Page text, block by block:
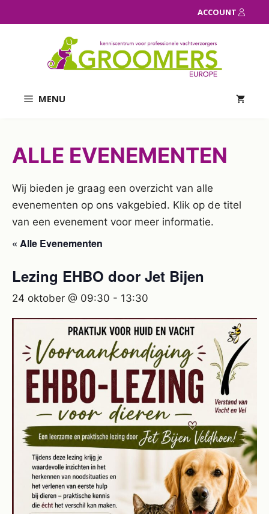
naar
ACCOUNT
MENU
ALLE EVENEMENTEN
Wij bieden je graag een overzicht van alle
evenementen op ons vakgebied. Klik op de titel
van een evenement voor meer informatie.
« Alle Evenementen
Lezing EHBO door Jet Bijen
24 oktober @ 09:30 - 13:30